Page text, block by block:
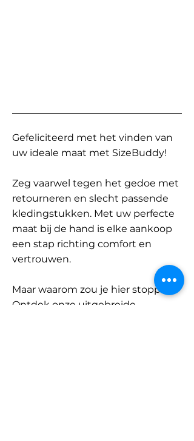
Gefeliciteerd met het vinden van
uw ideale maat met SizeBuddy!
Zeg vaarwel tegen het gedoe met
retourneren en slecht passende
kledingstukken. Met uw perfecte
maat bij de hand is elke aankoop
een stap richting comfort en
vertrouwen.
Maar waarom zou je hier stoppen?
Ontdek onze uitgebreide